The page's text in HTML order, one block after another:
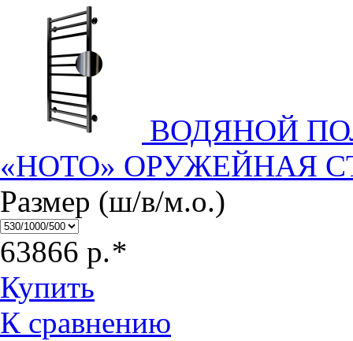
ВОДЯНОЙ
«НОТО» ОРУЖЕЙНАЯ
Размер (ш/в/м.о.)
63866 р.*
Купить
К сравнению